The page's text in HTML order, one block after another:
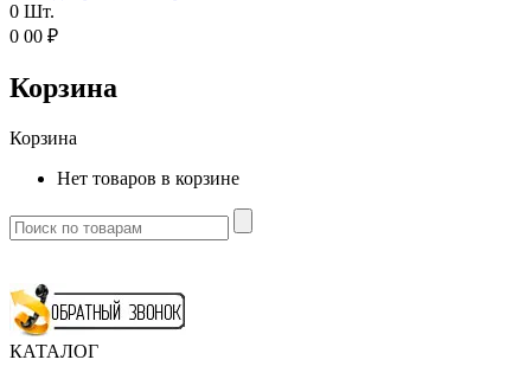
0 Шт.
0 00 ₽
Корзина
Корзина
Нет товаров в корзине
КАТАЛОГ